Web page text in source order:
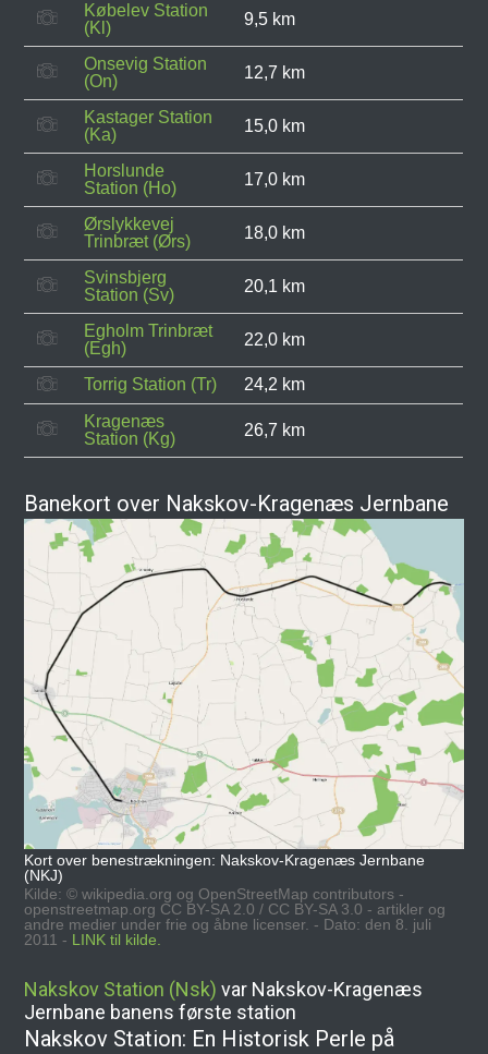
Købelev Station
(Kl)
9,5 km
Onsevig Station
(On)
12,7 km
Kastager Station
(Ka)
15,0 km
Horslunde
Station (Ho)
17,0 km
Ørslykkevej
Trinbræt (Ørs)
18,0 km
Svinsbjerg
Station (Sv)
20,1 km
Egholm Trinbræt
(Egh)
22,0 km
Torrig Station (Tr)
24,2 km
Kragenæs
Station (Kg)
26,7 km
Banekort over Nakskov-Kragenæs Jernbane
Kort over benestrækningen: Nakskov-Kragenæs Jernbane
(NKJ)
Kilde: © wikipedia.org og OpenStreetMap contributors -
openstreetmap.org CC BY-SA 2.0 / CC BY-SA 3.0 - artikler og
andre medier under frie og åbne licenser. - Dato: den 8. juli
2011 - LINK til kilde.
Nakskov Station (Nsk) var Nakskov-Kragenæs
Jernbane banens første station
Nakskov Station: En Historisk Perle på